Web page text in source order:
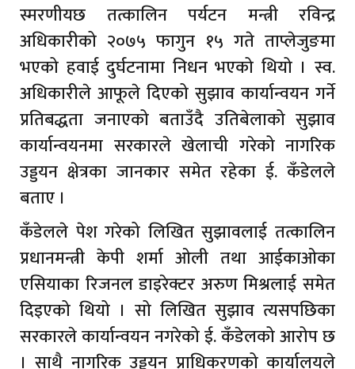
स्मरणीयछ तत्कालिन पर्यटन मन्त्री रविन्द्र
अधिकारीको २०७५ फागुन १५ गते ताप्लेजुङमा
भएको हवाई दुर्घटनामा निधन भएको थियो । स्व.
अधिकारीले आफूले दिएको सुझाव कार्यान्वयन गर्ने
प्रतिबद्धता जनाएको बताउँदै उतिबेलाको सुझाव
कार्यान्वयनमा सरकारले खेलाची गरेको नागरिक
उड्डयन क्षेत्रका जानकार समेत रहेका ई. कँडेलले
बताए ।
कँडेलले पेश गरेको लिखित सुझावलाई तत्कालिन
प्रधानमन्त्री केपी शर्मा ओली तथा आईकाओका
एसियाका रिजनल डाइरेक्टर अरुण मिश्रलाई समेत
दिइएको थियो । सो लिखित सुझाव त्यसपछिका
सरकारले कार्यान्वयन नगरेको ई. कँडेलको आरोप छ
। साथै नागरिक उड्डयन प्राधिकरणको कार्यालयले